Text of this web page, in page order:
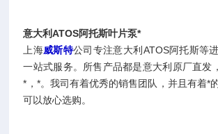
意大利ATOS阿托斯叶片泵*
上海威斯特公司专注意大利ATOS阿托斯等
一站式服务。所售产品都是意大利原厂直发
*，*。我司有着优秀的销售团队，并且有着*
可以放心选购。